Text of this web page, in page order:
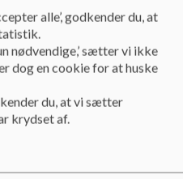
og klasser i slutningen af
på Aktivitetscenteret d. 13.
til
alle’, godkender du, at
nødvendige,’ sætter vi ikke
dog en cookie for at huske
du, at vi sætter
krydset af.